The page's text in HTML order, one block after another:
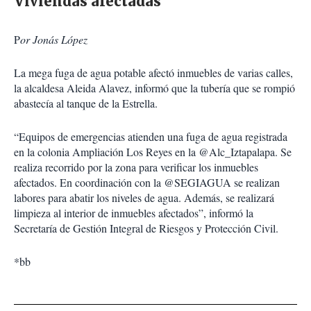
Por Jonás López
La mega fuga de agua potable afectó inmuebles de varias calles,
la alcaldesa Aleida Alavez, informó que la tubería que se rompió
abastecía al tanque de la Estrella.
“Equipos de emergencias atienden una fuga de agua registrada
en la colonia Ampliación Los Reyes en la @Alc_Iztapalapa. Se
realiza recorrido por la zona para verificar los inmuebles
afectados. En coordinación con la @SEGIAGUA se realizan
labores para abatir los niveles de agua. Además, se realizará
limpieza al interior de inmuebles afectados”, informó la
Secretaría de Gestión Integral de Riesgos y Protección Civil.
*bb